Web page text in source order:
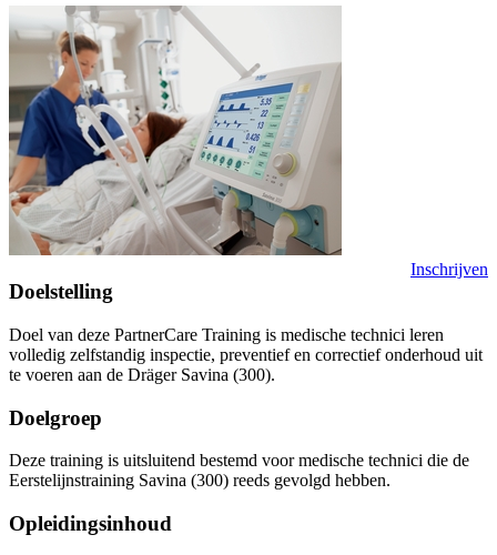
Inschrijven
Doelstelling
Doel van deze PartnerCare Training is medische technici leren
volledig zelfstandig inspectie, preventief en correctief onderhoud uit
te voeren aan de Dräger Savina (300).
Doelgroep
Deze training is uitsluitend bestemd voor medische technici die de
Eerstelijnstraining Savina (300) reeds gevolgd hebben.
Opleidingsinhoud